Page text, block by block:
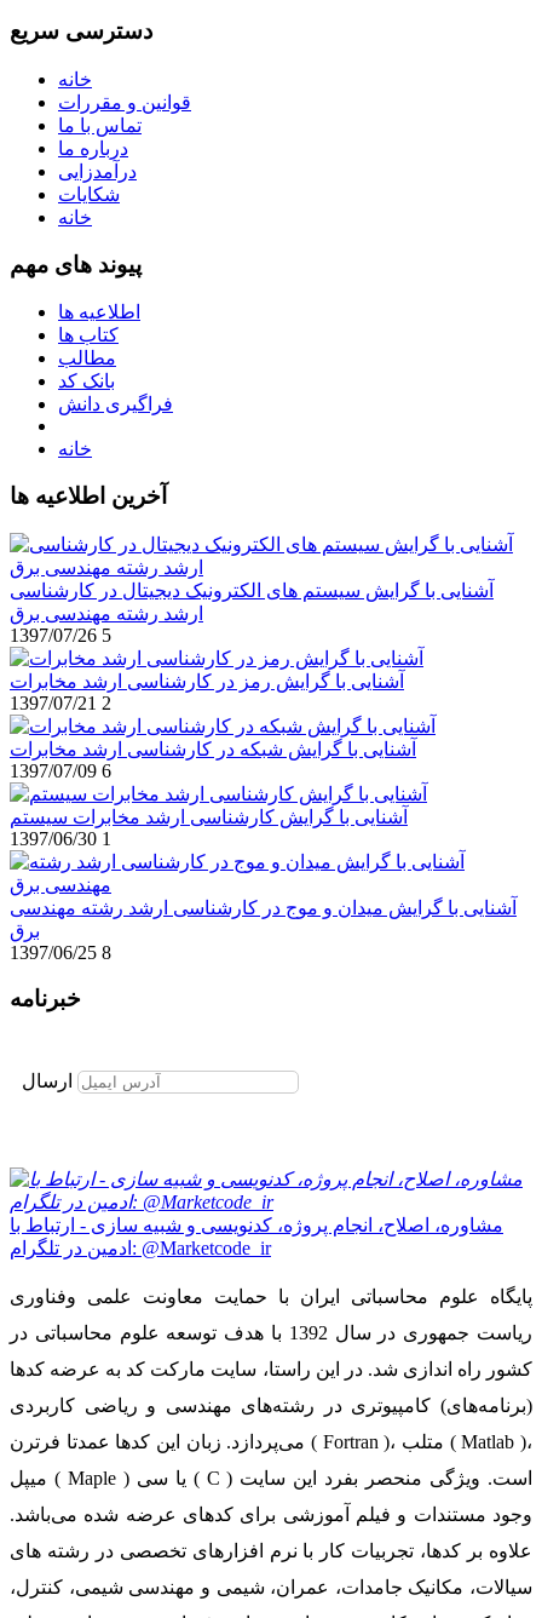
دسترسی سریع
خانه
قوانین و مقررات
تماس با ما
درباره ما
درآمدزایی
شکایات
خانه
پیوند های مهم
اطلاعیه ها
کتاب ها
مطالب
بانک کد
فراگیری دانش
خانه
آخرین اطلاعیه ها
آشنایی با گرایش سیستم های الکترونیک دیجیتال در کارشناسی
ارشد رشته مهندسی برق
1397/07/26 5
آشنایی با گرایش رمز در کارشناسی ارشد مخابرات
1397/07/21 2
آشنایی با گرایش شبکه در کارشناسی ارشد مخابرات
1397/07/09 6
آشنایی با گرایش کارشناسی ارشد مخابرات سیستم
1397/06/30 1
آشنایی با گرایش میدان و موج در کارشناسی ارشد رشته مهندسی
برق
1397/06/25 8
خبرنامه
ارسال
مشاوره، اصلاح، انجام پروژه، کدنویسی و شبیه سازی - ارتباط با
ادمین در تلگرام: @Marketcode_ir
پایگاه علوم محاسباتی ایران با حمایت معاونت علمی وفناوری
ریاست جمهوری در سال 1392 با هدف توسعه علوم محاسباتی در
کشور راه اندازی شد. در این راستا، سایت مارکت کد به عرضه کدها
(برنامه‌های) کامپیوتری در رشته‌های مهندسی و ریاضی کاربردی
می‌پردازد. زبان این کدها عمدتا فرترن ( Fortran )، متلب ( Matlab )،
میپل ( Maple ) یا سی ( C ) است. ویژگی منحصر بفرد این سایت
وجود مستندات و فیلم آموزشی برای کدهای عرضه شده می‌باشد.
علاوه بر کدها، تجربیات کار با نرم افزارهای تخصصی در رشته های
سیالات، مکانیک جامدات، عمران، شیمی و مهندسی شیمی، کنترل،